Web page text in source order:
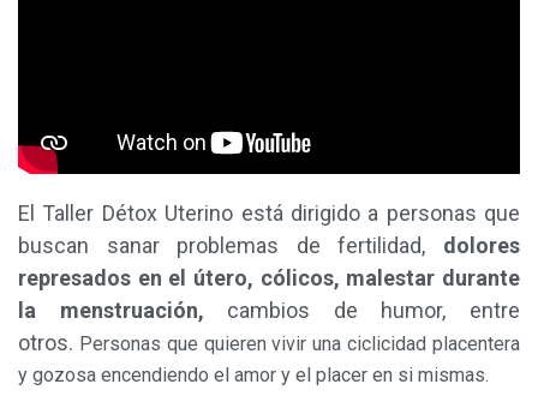
El Taller Détox Uterino está dirigido a personas que
buscan sanar problemas de fertilidad, dolores
represados en el útero, cólicos, malestar durante
la menstruación, cambios de humor, entre
otros. Personas que quieren vivir una ciclicidad placentera
y gozosa encendiendo el amor y el placer en si mismas.